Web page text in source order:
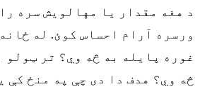
د هغه مقدار یا مهالویش سره
ورسره آرام احساس کوئ. له
غوره پایله به څه وي؟ تر ټولو
څه وي؟ هدف دا دی چې په منځ کې